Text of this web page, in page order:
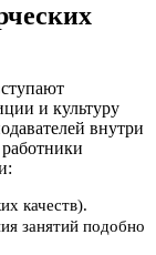
и культуру
внутри
качеств).
занятий подобно